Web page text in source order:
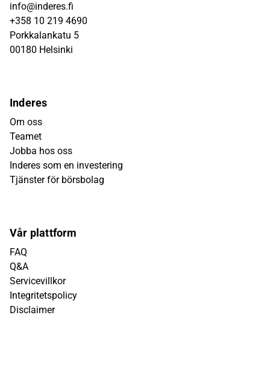
info@inderes.fi
+358 10 219 4690
Porkkalankatu 5
00180 Helsinki
Inderes
Om oss
Teamet
Jobba hos oss
Inderes som en investering
Tjänster för börsbolag
Vår plattform
FAQ
Q&A
Servicevillkor
Integritetspolicy
Disclaimer